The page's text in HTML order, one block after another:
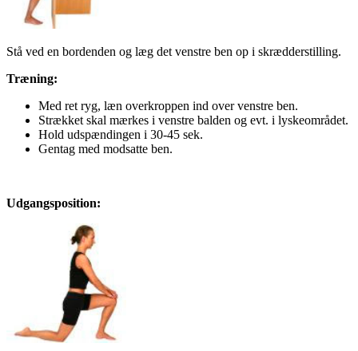
Stå ved en bordenden og læg det venstre ben op i skrædderstilling.
Træning:
Med ret ryg, læn overkroppen ind over venstre ben.
Strækket skal mærkes i venstre balden og evt. i lyskeområdet.
Hold udspændingen i 30-45 sek.
Gentag med modsatte ben.
Udgangsposition: